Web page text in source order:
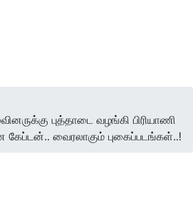
புத்தாடை வழங்கி பிரியாணி
கேப்டன்.. வைரலாகும் புகைப்படங்கள்..!